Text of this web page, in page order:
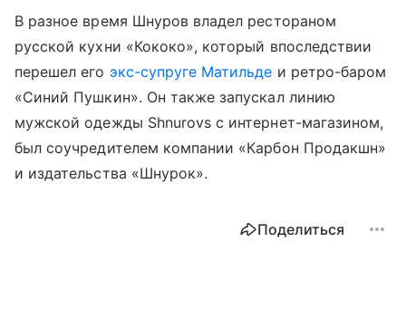
В разное время Шнуров владел рестораном
русской кухни «Кококо», который впоследствии
перешел его экс-супруге Матильде и ретро-баром
«Синий Пушкин». Он также запускал линию
мужской одежды Shnurovs с интернет-магазином,
был соучредителем компании «Карбон Продакшн»
и издательства «Шнурок».
Поделиться